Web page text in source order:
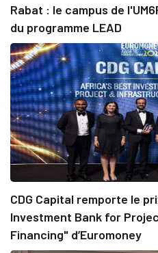
Rabat : le campus de
du programme LEAD
CDG Capital remporte le
Investment Bank for
Financing" d’Euromoney